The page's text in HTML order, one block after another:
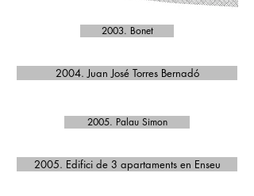
2003. Bonet
2004. Juan José Torres Bernadó
2005. Palau Simon
2005. Edifici de 3 apartaments en Enseu